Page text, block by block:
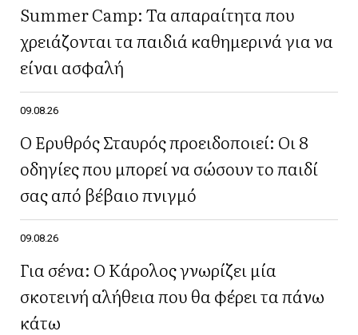
Summer Camp: Τα απαραίτητα που
χρειάζονται τα παιδιά καθημερινά για να
είναι ασφαλή
09.08.26
Ο Ερυθρός Σταυρός προειδοποιεί: Οι 8
οδηγίες που μπορεί να σώσουν το παιδί
σας από βέβαιο πνιγμό
09.08.26
Για σένα: Ο Κάρολος γνωρίζει μία
σκοτεινή αλήθεια που θα φέρει τα πάνω
κάτω